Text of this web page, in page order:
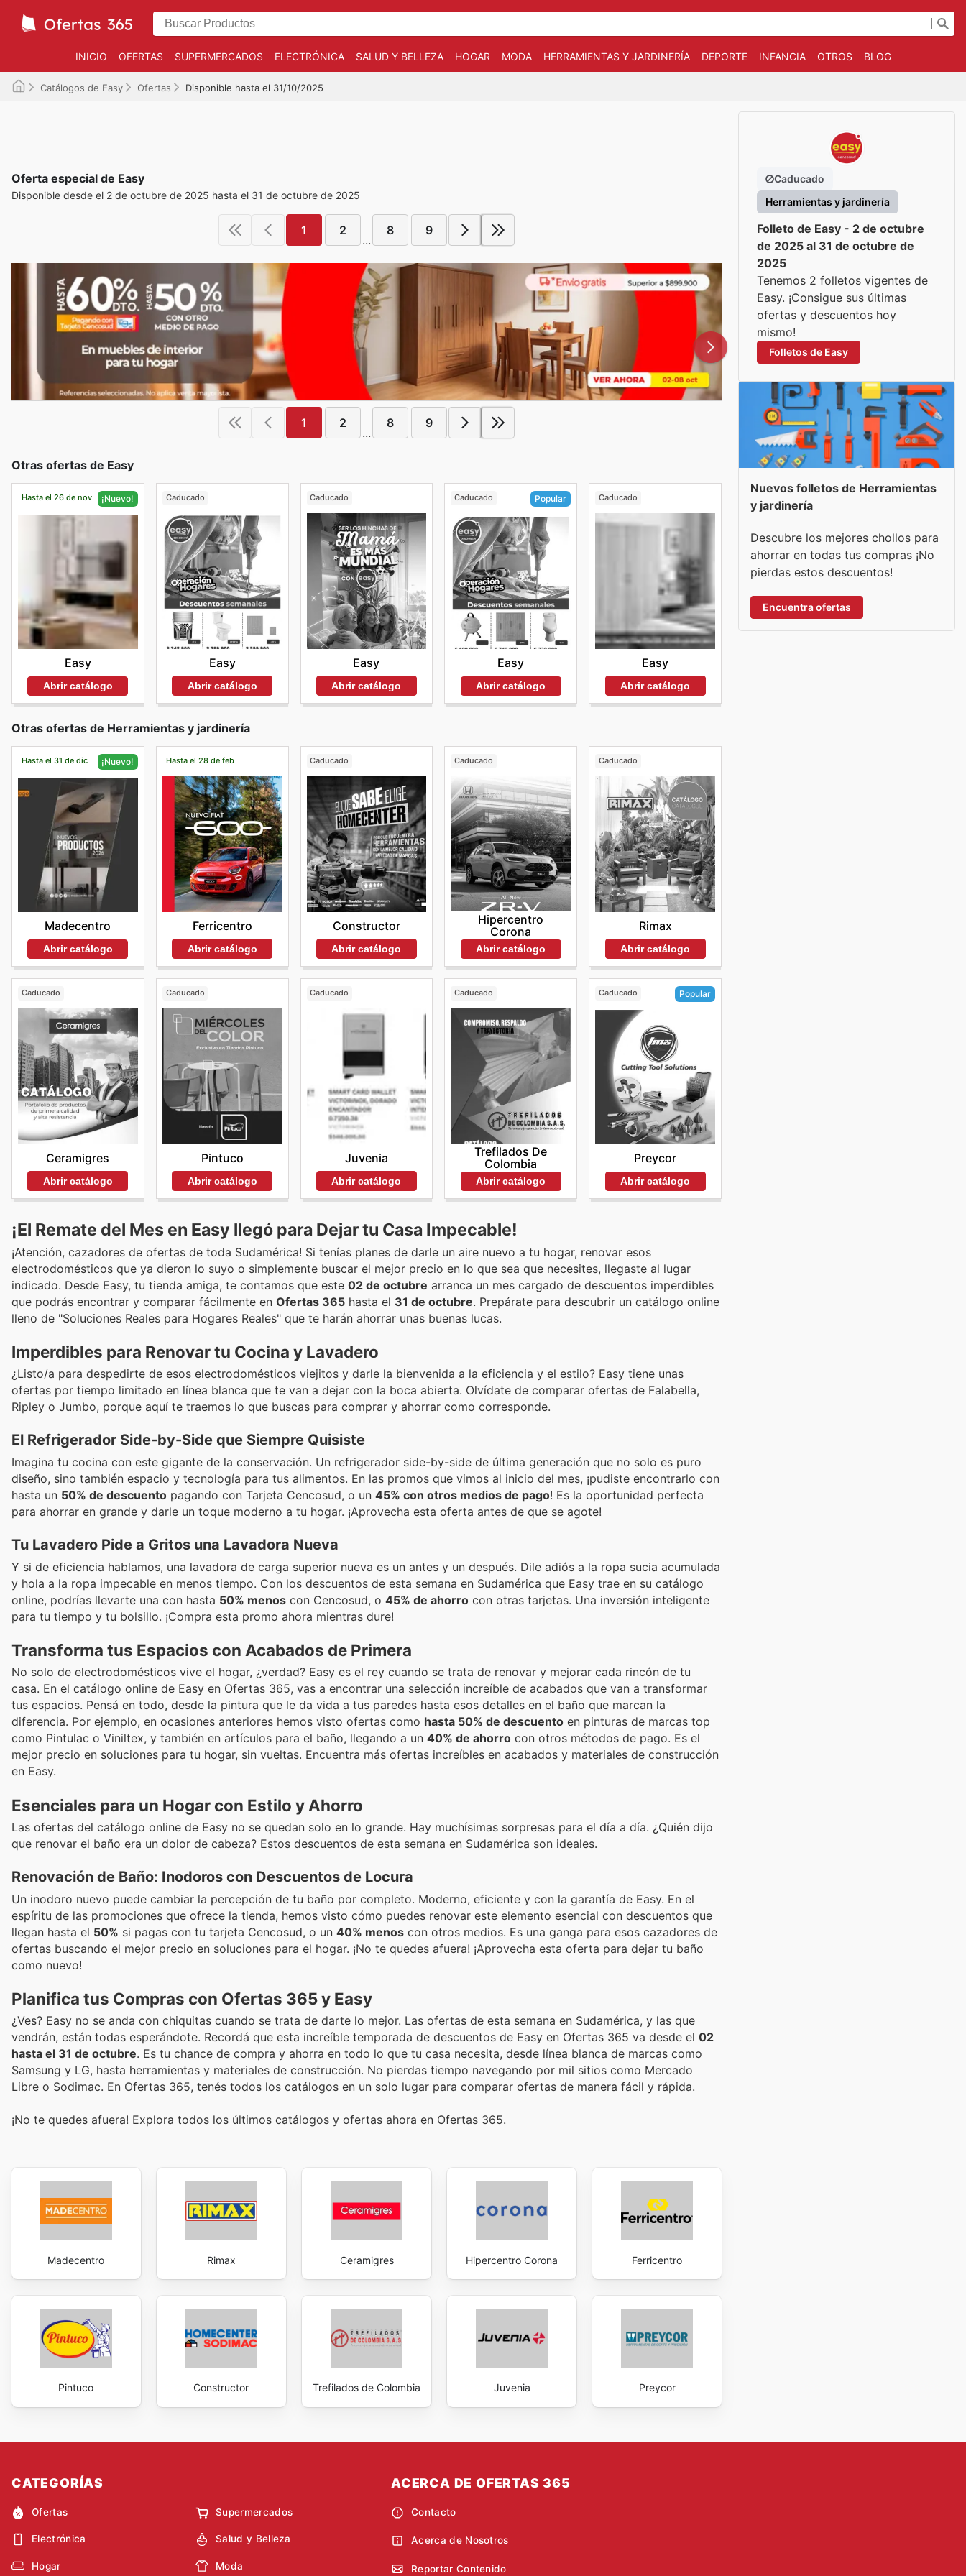
INICIO OFERTAS SUPERMERCADOS ELECTRÓNICA SALUD Y BELLEZA HOGAR MODA HERRAMIENTAS Y JARDINERÍA DEPORTE INFANCIA OTROS BLOG
Catálogos de Easy Ofertas Disponible hasta el 31/10/2025
Oferta especial de Easy
Disponible desde el 2 de octubre de 2025 hasta el 31 de octubre de 2025
1 2
...
8 9
1 2
...
8 9
Otras ofertas de Easy
Hasta el 26 de nov ¡Nuevo!
Easy
Abrir catálogo
Caducado
Easy
Abrir catálogo
Caducado
Easy
Abrir catálogo
Caducado Popular
Easy
Abrir catálogo
Caducado
Easy
Abrir catálogo
Otras ofertas de Herramientas y jardinería
Hasta el 31 de dic ¡Nuevo!
Madecentro
Abrir catálogo
Hasta el 28 de feb
Ferricentro
Abrir catálogo
Caducado
Constructor
Abrir catálogo
Caducado
Hipercentro
Corona
Abrir catálogo
Caducado
Rimax
Abrir catálogo
Caducado
Ceramigres
Abrir catálogo
Caducado
Pintuco
Abrir catálogo
Caducado
Juvenia
Abrir catálogo
Caducado
Trefilados De
Colombia
Abrir catálogo
Caducado Popular
Preycor
Abrir catálogo
¡El Remate del Mes en Easy llegó para Dejar tu Casa Impecable!
¡Atención, cazadores de ofertas de toda Sudamérica! Si tenías planes de darle un aire nuevo a tu hogar, renovar esos
electrodomésticos que ya dieron lo suyo o simplemente buscar el mejor precio en lo que sea que necesites, llegaste al lugar
indicado. Desde Easy, tu tienda amiga, te contamos que este 02 de octubre arranca un mes cargado de descuentos imperdibles
que podrás encontrar y comparar fácilmente en Ofertas 365 hasta el 31 de octubre. Prepárate para descubrir un catálogo online
lleno de "Soluciones Reales para Hogares Reales" que te harán ahorrar unas buenas lucas.
Imperdibles para Renovar tu Cocina y Lavadero
¿Listo/a para despedirte de esos electrodomésticos viejitos y darle la bienvenida a la eficiencia y el estilo? Easy tiene unas
ofertas por tiempo limitado en línea blanca que te van a dejar con la boca abierta. Olvídate de comparar ofertas de Falabella,
Ripley o Jumbo, porque aquí te traemos lo que buscas para comprar y ahorrar como corresponde.
El Refrigerador Side-by-Side que Siempre Quisiste
Imagina tu cocina con este gigante de la conservación. Un refrigerador side-by-side de última generación que no solo es puro
diseño, sino también espacio y tecnología para tus alimentos. En las promos que vimos al inicio del mes, ¡pudiste encontrarlo con
hasta un 50% de descuento pagando con Tarjeta Cencosud, o un 45% con otros medios de pago! Es la oportunidad perfecta
para ahorrar en grande y darle un toque moderno a tu hogar. ¡Aprovecha esta oferta antes de que se agote!
Tu Lavadero Pide a Gritos una Lavadora Nueva
Y si de eficiencia hablamos, una lavadora de carga superior nueva es un antes y un después. Dile adiós a la ropa sucia acumulada
y hola a la ropa impecable en menos tiempo. Con los descuentos de esta semana en Sudamérica que Easy trae en su catálogo
online, podrías llevarte una con hasta 50% menos con Cencosud, o 45% de ahorro con otras tarjetas. Una inversión inteligente
para tu tiempo y tu bolsillo. ¡Compra esta promo ahora mientras dure!
Transforma tus Espacios con Acabados de Primera
No solo de electrodomésticos vive el hogar, ¿verdad? Easy es el rey cuando se trata de renovar y mejorar cada rincón de tu
casa. En el catálogo online de Easy en Ofertas 365, vas a encontrar una selección increíble de acabados que van a transformar
tus espacios. Pensá en todo, desde la pintura que le da vida a tus paredes hasta esos detalles en el baño que marcan la
diferencia. Por ejemplo, en ocasiones anteriores hemos visto ofertas como hasta 50% de descuento en pinturas de marcas top
como Pintulac o Viniltex, y también en artículos para el baño, llegando a un 40% de ahorro con otros métodos de pago. Es el
mejor precio en soluciones para tu hogar, sin vueltas. Encuentra más ofertas increíbles en acabados y materiales de construcción
en Easy.
Esenciales para un Hogar con Estilo y Ahorro
Las ofertas del catálogo online de Easy no se quedan solo en lo grande. Hay muchísimas sorpresas para el día a día. ¿Quién dijo
que renovar el baño era un dolor de cabeza? Estos descuentos de esta semana en Sudamérica son ideales.
Renovación de Baño: Inodoros con Descuentos de Locura
Un inodoro nuevo puede cambiar la percepción de tu baño por completo. Moderno, eficiente y con la garantía de Easy. En el
espíritu de las promociones que ofrece la tienda, hemos visto cómo puedes renovar este elemento esencial con descuentos que
llegan hasta el 50% si pagas con tu tarjeta Cencosud, o un 40% menos con otros medios. Es una ganga para esos cazadores de
ofertas buscando el mejor precio en soluciones para el hogar. ¡No te quedes afuera! ¡Aprovecha esta oferta para dejar tu baño
como nuevo!
Planifica tus Compras con Ofertas 365 y Easy
¿Ves? Easy no se anda con chiquitas cuando se trata de darte lo mejor. Las ofertas de esta semana en Sudamérica, y las que
vendrán, están todas esperándote. Recordá que esta increíble temporada de descuentos de Easy en Ofertas 365 va desde el 02
hasta el 31 de octubre. Es tu chance de compra y ahorra en todo lo que tu casa necesita, desde línea blanca de marcas como
Samsung y LG, hasta herramientas y materiales de construcción. No pierdas tiempo navegando por mil sitios como Mercado
Libre o Sodimac. En Ofertas 365, tenés todos los catálogos en un solo lugar para comparar ofertas de manera fácil y rápida.
¡No te quedes afuera! Explora todos los últimos catálogos y ofertas ahora en Ofertas 365.
Madecentro Rimax Ceramigres Hipercentro Corona Ferricentro
Pintuco Constructor Trefilados de Colombia Juvenia Preycor
Caducado
Herramientas y jardinería
Folleto de Easy - 2 de octubre
de 2025 al 31 de octubre de
2025
Tenemos 2 folletos vigentes de
Easy. ¡Consigue sus últimas
ofertas y descuentos hoy
mismo!
Folletos de Easy
Nuevos folletos de Herramientas
y jardinería
Descubre los mejores chollos para
ahorrar en todas tus compras ¡No
pierdas estos descuentos!
Encuentra ofertas
CATEGORÍAS
Ofertas Supermercados
Electrónica Salud y Belleza
Hogar Moda
ACERCA DE OFERTAS 365
Contacto
Acerca de Nosotros
Reportar Contenido